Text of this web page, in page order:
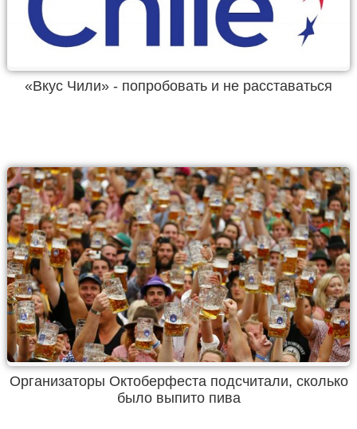
«Вкус Чили» - попробовать и не расставаться
Организаторы Октоберфеста подсчитали, сколько
было выпито пива